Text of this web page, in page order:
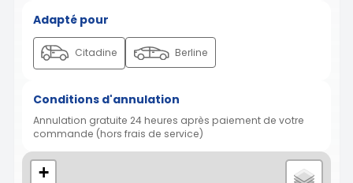
Adapté pour
Citadine Berline
Conditions d'annulation
Annulation gratuite 24 heures après paiement de votre
commande (hors frais de service)
+